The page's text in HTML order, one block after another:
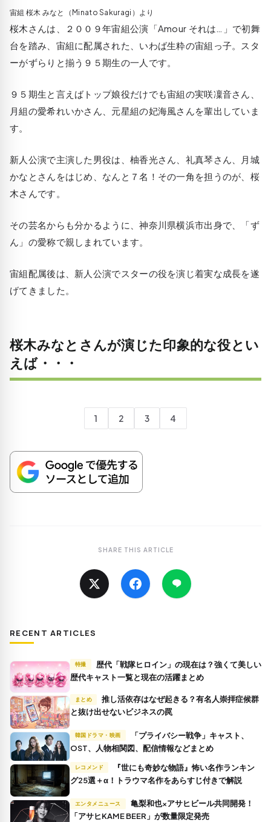
宙組 桜木 みなと（Minato Sakuragi）より
桜木さんは、２００９年宙組公演「Amour それは…」で初舞
台を踏み、宙組に配属された、いわば生粋の宙組っ子。スタ
ーがずらりと揃う９５期生の一人です。
９５期生と言えばトップ娘役だけでも宙組の実咲凜音さん、
月組の愛希れいかさん、元星組の妃海風さんを輩出していま
す。
新人公演で主演した男役は、柚香光さん、礼真琴さん、月城
かなとさんをはじめ、なんと７名！その一角を担うのが、桜
木さんです。
その芸名からも分かるように、神奈川県横浜市出身で、「ず
ん」の愛称で親しまれています。
宙組配属後は、新人公演でスターの役を演じ着実な成長を遂
げてきました。
桜木みなとさんが演じた印象的な役とい
えば・・・
1 2 3 4
SHARE THIS ARTICLE
RECENT ARTICLES
特撮
歴代キャスト一覧と現在の活躍まとめ
まとめ
推し活依存はなぜ起きる？有名人崇拝症候群
と抜け出せないビジネスの罠
韓国ドラマ・映画
OST、人物相関図、配信情報などまとめ
レコメンド
グ25選＋α！トラウマ名作をあらすじ付きで解説
エンタメニュース
「アサヒKAME BEER」が数量限定発売